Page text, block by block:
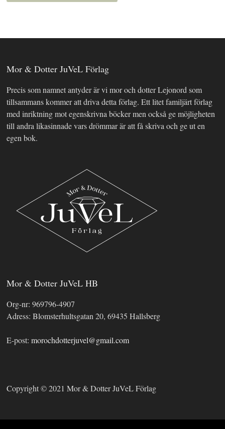
Mor & Dotter JuVeL Förlag
Precis som namnet antyder är vi mor och dotter Lejonord som
tillsammans kommer att driva detta förlag. Ett litet familjärt förlag
med inriktning mot egenskrivna böcker men också ge möjligheten
till andra likasinnade vars drömmar är att få skriva och ge ut en
egen bok.
Mor & Dotter JuVeL HB
Org-nr: 969796-4907
Adress: Blomsterhultsgatan 20, 69435 Hallsberg
E-post: morochdotterjuvel@gmail.com
Copyright © 2021 Mor & Dotter JuVeL Förlag